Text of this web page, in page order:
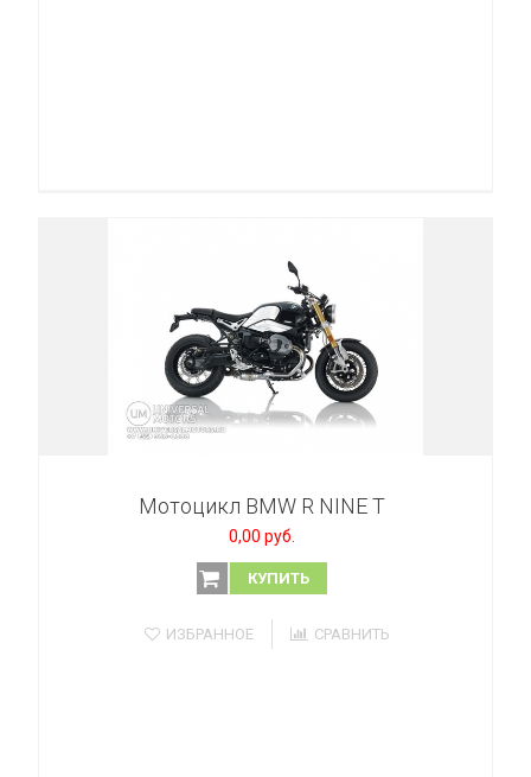
Мотоцикл BMW R NINE T
0,00 руб.
КУПИТЬ
ИЗБРАННОЕ СРАВНИТЬ